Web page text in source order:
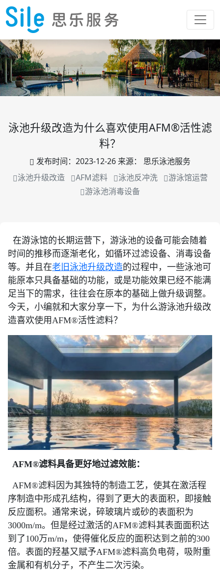
泳池升级改造为什么喜欢使用AFM®活性滤
料？
发布时间： 2023-12-26 来源：
思乐泳池服务
泳池升级改造
AFM滤料 泳池反冲洗
游泳馆运营
游泳池消毒设备
在游泳馆的长期运营下，游泳池的设备可能会随着
时间的推移而逐渐老化，如循环过滤设备、消毒设备
等。并且在老旧泳池升级改造的过程中，一些泳池可
能原本只具备基础的功能，或是功能效果已经不能满
足当下的需求，往往会在原本的基础上做升级调整。
今天，小编就和大家分享一下，为什么游泳池升级改
造喜欢使用AFM®活性滤料？
AFM®滤料具备更好地过滤效能：
AFM®滤料因为其独特的制造工艺，使其在激活程
序制造中形成孔结构，得到了更大的表面积，即接触
反应面积。通常来说，碎玻璃片或砂的表面积为
3000m/m。但是经过激活的AFM®滤料其表面面积达
到了100万m/m，使得催化反应的面积达到之前的300
倍。表面的羟基又赋予AFM®滤料高负电荷，吸附重
金属和有机分子，不产生二次污染。